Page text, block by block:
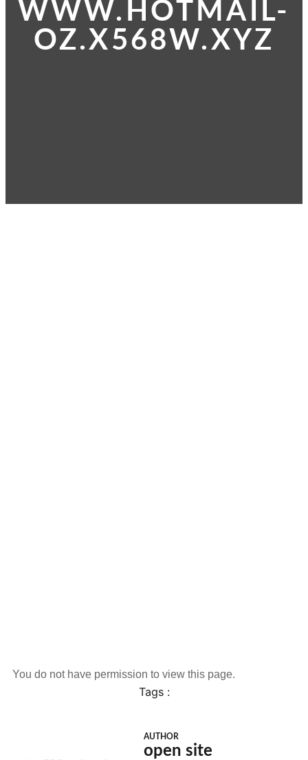
WWW.HOTMAIL-
OZ.X568W.XYZ
You do not have permission to view this page.
Tags :
AUTHOR
open site